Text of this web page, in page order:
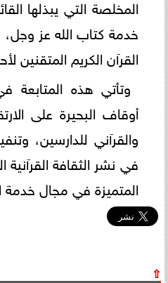
المخلصة التي يبذلها
خدمة كتاب الله عز
القرآن الكريم المتقنين
وتأتي هذه
أوقاف البحيرة على
والقرآني للدارسين،
في نشر الثقافة القرآنية
المتميزة في مجال خدمة
⇧